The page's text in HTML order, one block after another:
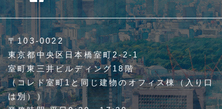
〒103-0022
東京都中央区日本橋室町2-2-1
室町東三井ビルディング18階
（コレド室町1と同じ建物のオフィス棟（入り口
は別））